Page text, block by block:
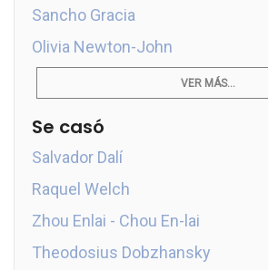
Sancho Gracia
Olivia Newton-John
VER MÁS...
Se casó
Salvador Dalí
Raquel Welch
Zhou Enlai - Chou En-lai
Theodosius Dobzhansky